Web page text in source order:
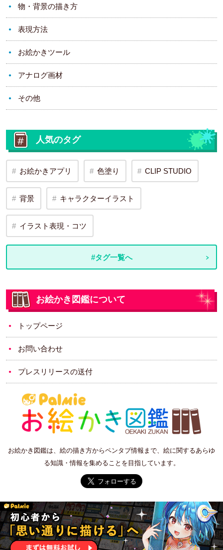
物・背景の描き方
表現方法
お絵かきツール
アナログ画材
その他
人気のタグ
お絵かきアプリ 色塗り CLIP STUDIO
背景 キャラクターイラスト
イラスト表現・コツ
#タグ一覧へ
お絵かき図鑑について
トップページ
お問い合わせ
プレスリリースの送付
お絵かき図鑑は、絵の描き方からペンタブ情報まで、絵に関するあらゆ
る知識・情報を集めることを目指しています。